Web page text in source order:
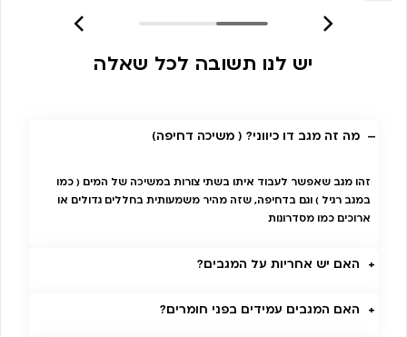
יש לנו תשובה לכל שאלה
מה זה מגב דו כיווני? ( משיכה דחיפה)
זהו מגב שאפשר לעבוד איתו בשתי צורות במשיכה של המים ( כמו
במגב רגיל ) וגם בדחיפה, שזה מהיר משמעותית בחללים גדולים או
ארוכים כמו מסדרונות
האם יש אחריות על המגבים?
האם המגבים עמידים בפני חומרים?